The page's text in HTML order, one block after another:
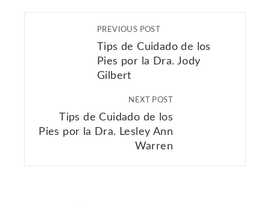
PREVIOUS POST
Tips de Cuidado de los
Pies por la Dra. Jody
Gilbert
NEXT POST
Tips de Cuidado de los
Pies por la Dra. Lesley Ann
Warren